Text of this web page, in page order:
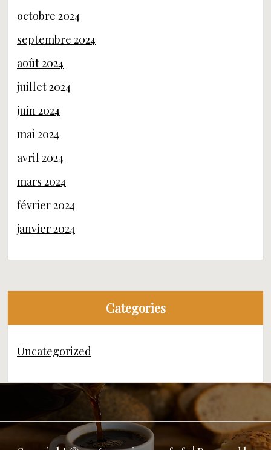
octobre 2024
septembre 2024
août 2024
juillet 2024
juin 2024
mai 2024
avril 2024
mars 2024
février 2024
janvier 2024
Categories
Uncategorized